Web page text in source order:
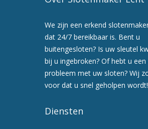
We zijn een erkend
dat 24/7 bereikbaar is. Bent u
buitengesloten? Is uw sleutel
bij u ingebroken? Of hebt u een
probleem met uw sloten? Wij
voor dat u snel geholpen wordt!
Diensten